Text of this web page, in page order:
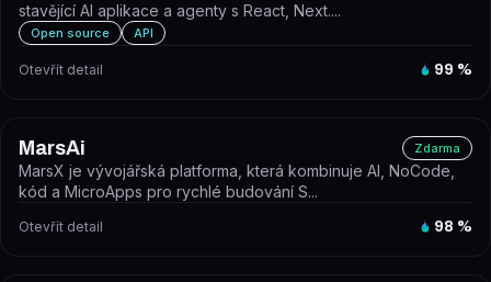
stavějící AI aplikace a agenty s React, Next....
Open source API
Otevřít detail 99 %
MarsAi Zdarma
MarsX je vývojářská platforma, která kombinuje AI, NoCode,
kód a MicroApps pro rychlé budování S...
Otevřít detail 98 %